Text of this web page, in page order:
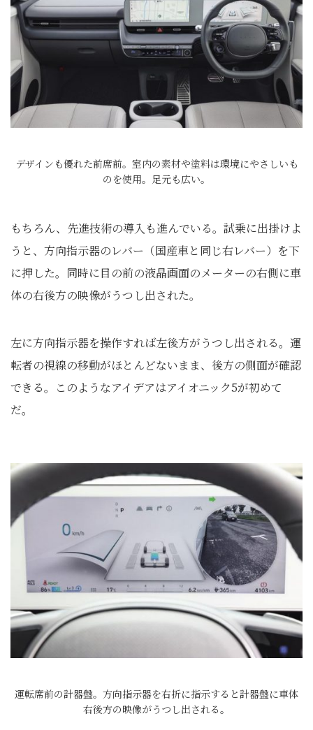
デザインも優れた前席前。室内の素材や塗料は環境にやさしいも
のを使用。足元も広い。
もちろん、先進技術の導入も進んでいる。試乗に出掛けよ
うと、方向指示器のレバー（国産車と同じ右レバー）を下
に押した。同時に目の前の液晶画面のメーターの右側に車
体の右後方の映像がうつし出された。
左に方向指示器を操作すれば左後方がうつし出される。運
転者の視線の移動がほとんどないまま、後方の側面が確認
できる。このようなアイデアはアイオニック5が初めて
だ。
運転席前の計器盤。方向指示器を右折に指示すると計器盤に車体
右後方の映像がうつし出される。